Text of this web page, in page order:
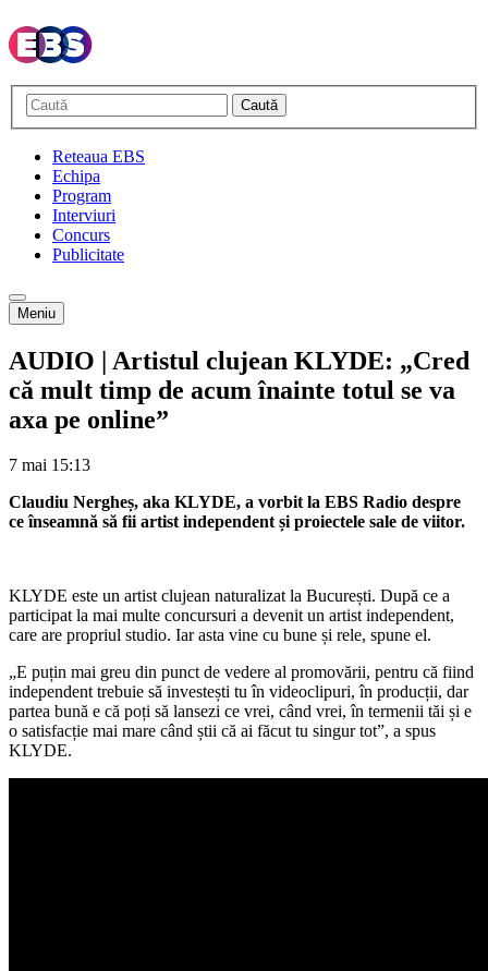
Caută
Reteaua EBS
Echipa
Program
Interviuri
Concurs
Publicitate
Meniu
AUDIO | Artistul clujean KLYDE: „Cred
că mult timp de acum înainte totul se va
axa pe online”
7 mai 15:13
Claudiu Nergheș, aka KLYDE, a vorbit la EBS Radio despre
ce înseamnă să fii artist independent și proiectele sale de viitor.
KLYDE este un artist clujean naturalizat la București. După ce a
participat la mai multe concursuri a devenit un artist independent,
care are propriul studio. Iar asta vine cu bune și rele, spune el.
„E puțin mai greu din punct de vedere al promovării, pentru că fiind
independent trebuie să investești tu în videoclipuri, în producții, dar
partea bună e că poți să lansezi ce vrei, când vrei, în termenii tăi și e
o satisfacție mai mare când știi că ai făcut tu singur tot”, a spus
KLYDE.